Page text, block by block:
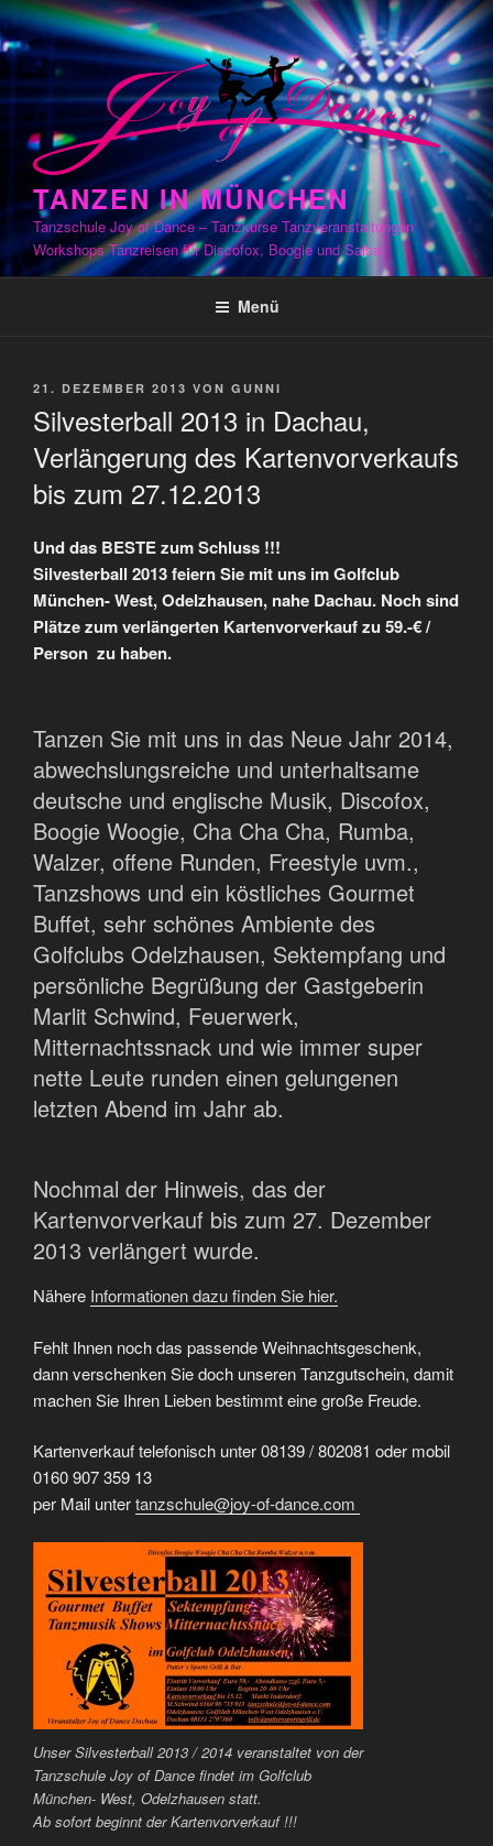
Zum
Inhalt
springen
TANZEN IN MÜNCHEN
Tanzschule Joy of Dance – Tanzkurse Tanzveranstaltungen
Workshops Tanzreisen für Discofox, Boogie und Salsa
Menü
VERÖFFENTLICHT
21. DEZEMBER 2013 VON GUNNI
Silvesterball 2013 in Dachau,
Verlängerung des Kartenvorverkaufs
bis zum 27.12.2013
Und das BESTE zum Schluss !!!
Silvesterball 2013 feiern Sie mit uns im Golfclub
München- West, Odelzhausen, nahe Dachau. Noch sind
Plätze zum verlängerten Kartenvorverkauf zu 59.-€ /
Person zu haben.
Tanzen Sie mit uns in das Neue Jahr 2014,
abwechslungsreiche und unterhaltsame
deutsche und englische Musik, Discofox,
Boogie Woogie, Cha Cha Cha, Rumba,
Walzer, offene Runden, Freestyle uvm.,
Tanzshows und ein köstliches Gourmet
Buffet, sehr schönes Ambiente des
Golfclubs Odelzhausen, Sektempfang und
persönliche Begrüßung der Gastgeberin
Marlit Schwind, Feuerwerk,
Mitternachtssnack und wie immer super
nette Leute runden einen gelungenen
letzten Abend im Jahr ab.
Nochmal der Hinweis, das der
Kartenvorverkauf bis zum 27. Dezember
2013 verlängert wurde.
Nähere Informationen dazu finden Sie hier.
Fehlt Ihnen noch das passende Weihnachtsgeschenk,
dann verschenken Sie doch unseren Tanzgutschein, damit
machen Sie Ihren Lieben bestimmt eine große Freude.
Kartenverkauf telefonisch unter 08139 / 802081 oder mobil
0160 907 359 13
per Mail untertanzschule@joy-of-dance.com
Unser Silvesterball 2013 / 2014 veranstaltet von der
Tanzschule Joy of Dance findet im Golfclub
München- West, Odelzhausen statt.
Ab sofort beginnt der Kartenvorverkauf !!!